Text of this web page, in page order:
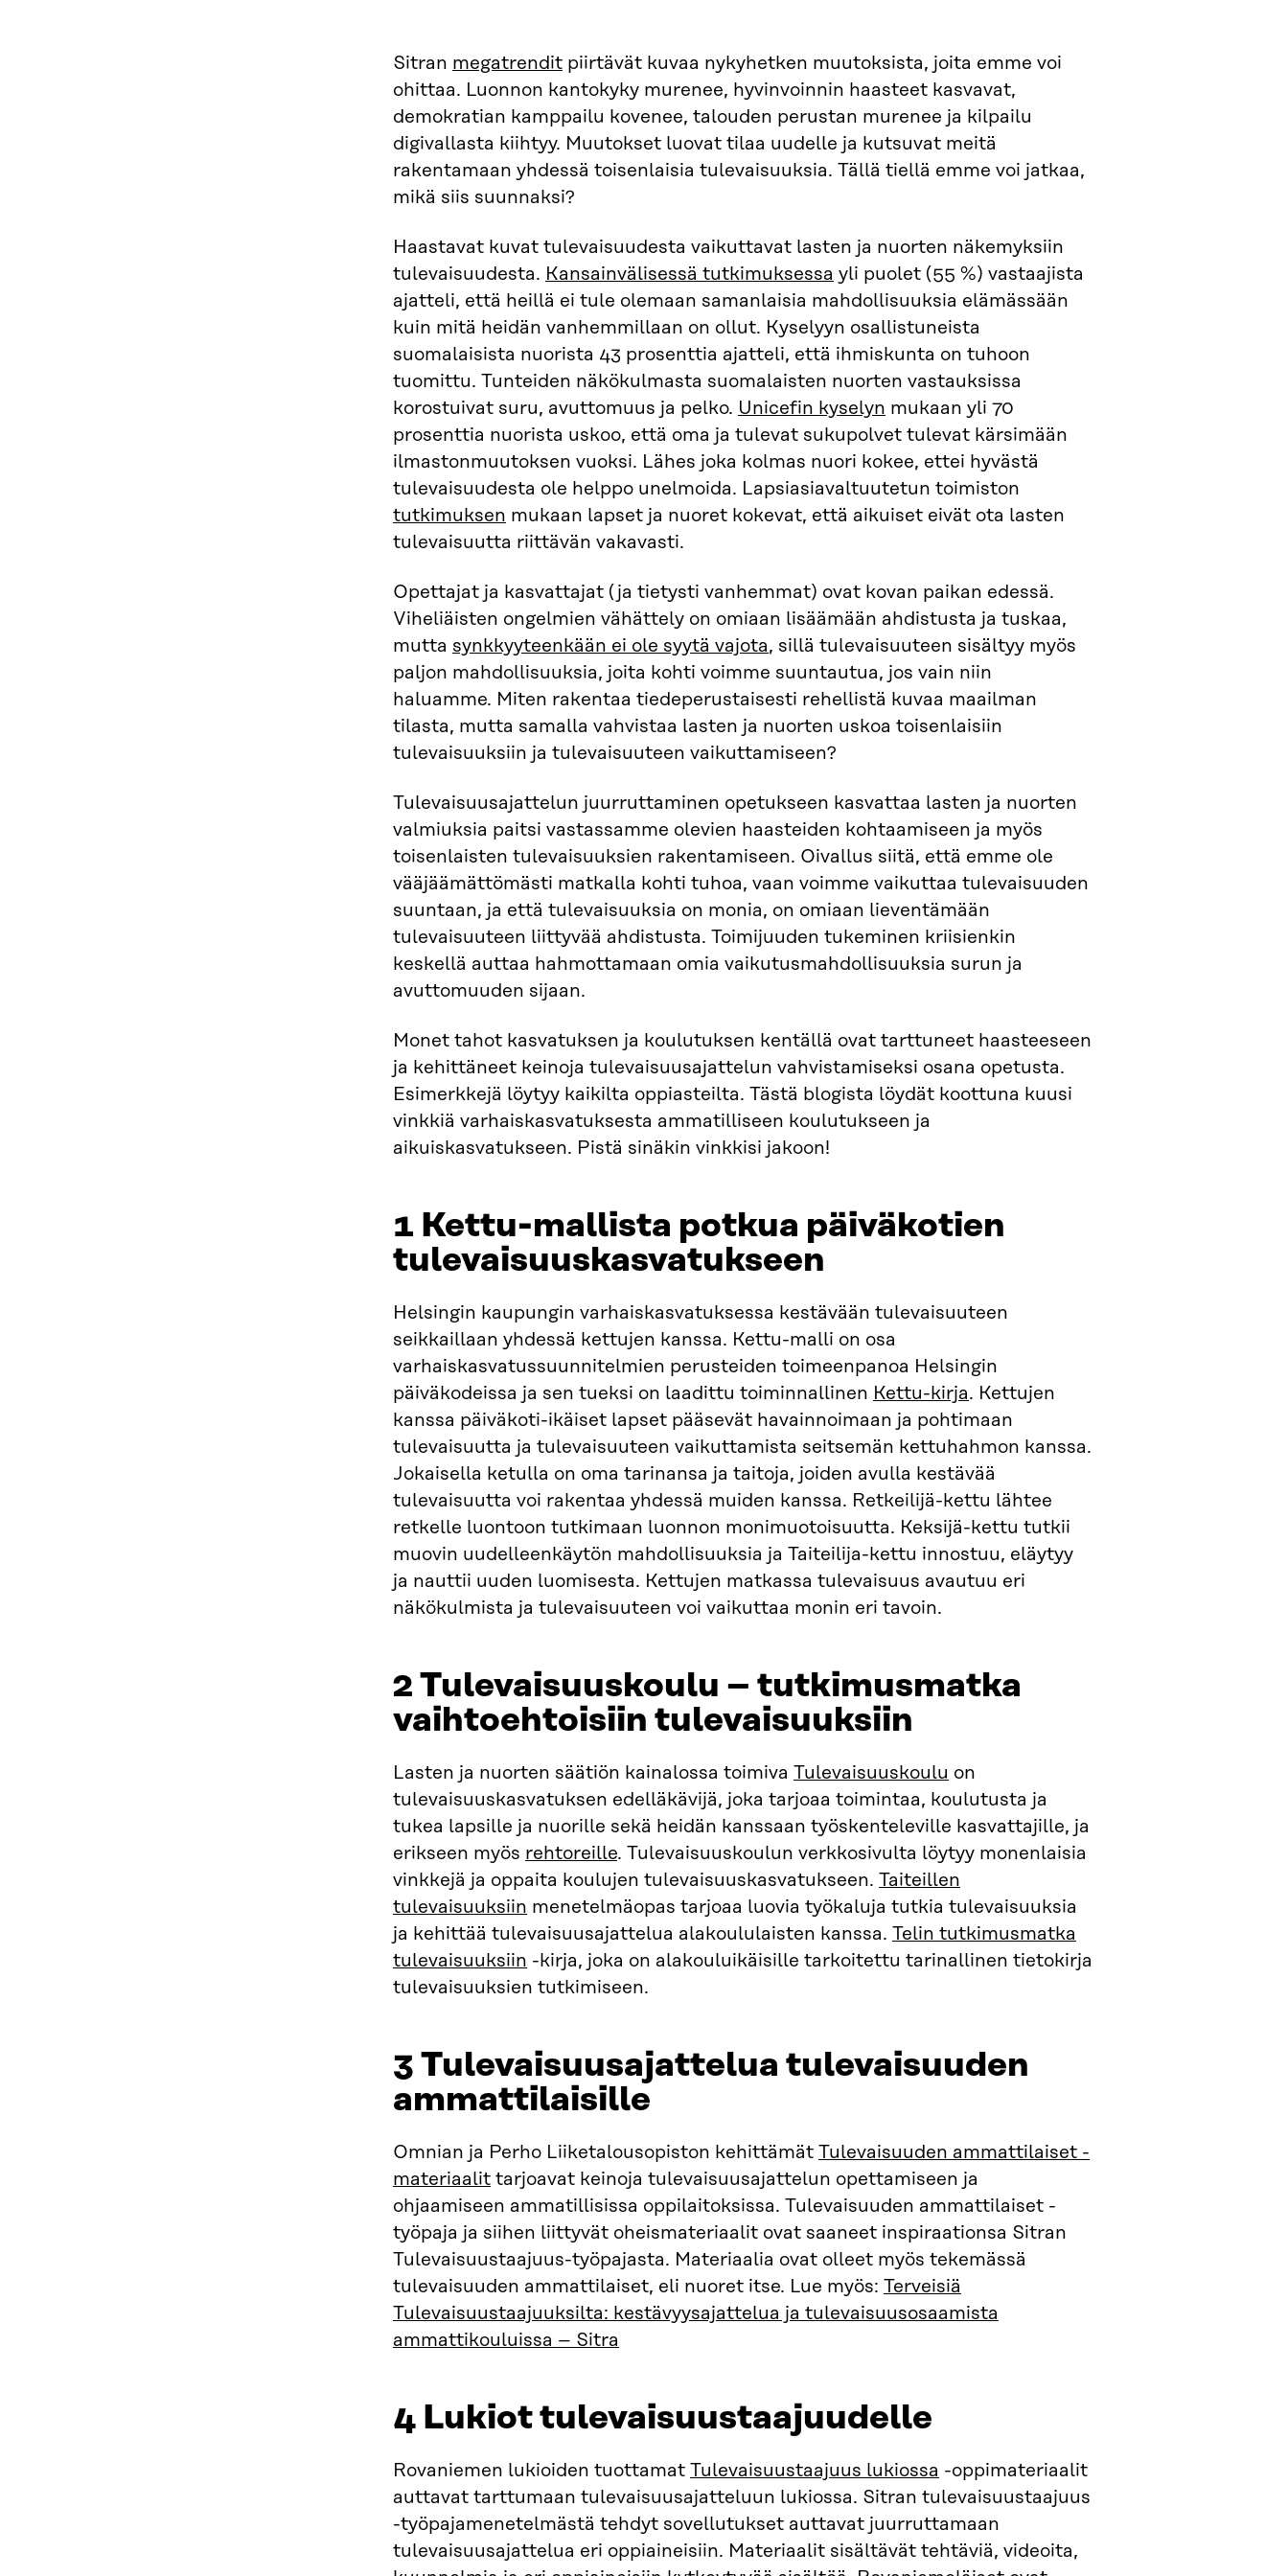
Sitran megatrendit piirtävät kuvaa nykyhetken muutoksista, joita emme voi
ohittaa. Luonnon kantokyky murenee, hyvinvoinnin haasteet kasvavat,
demokratian kamppailu kovenee, talouden perustan murenee ja kilpailu
digivallasta kiihtyy. Muutokset luovat tilaa uudelle ja kutsuvat meitä
rakentamaan yhdessä toisenlaisia tulevaisuuksia. Tällä tiellä emme voi jatkaa,
mikä siis suunnaksi?
Haastavat kuvat tulevaisuudesta vaikuttavat lasten ja nuorten näkemyksiin
tulevaisuudesta. Kansainvälisessä tutkimuksessa yli puolet (55 %) vastaajista
ajatteli, että heillä ei tule olemaan samanlaisia mahdollisuuksia elämässään
kuin mitä heidän vanhemmillaan on ollut. Kyselyyn osallistuneista
suomalaisista nuorista 43 prosenttia ajatteli, että ihmiskunta on tuhoon
tuomittu. Tunteiden näkökulmasta suomalaisten nuorten vastauksissa
korostuivat suru, avuttomuus ja pelko. Unicefin kyselyn mukaan yli 70
prosenttia nuorista uskoo, että oma ja tulevat sukupolvet tulevat kärsimään
ilmastonmuutoksen vuoksi. Lähes joka kolmas nuori kokee, ettei hyvästä
tulevaisuudesta ole helppo unelmoida. Lapsiasiavaltuutetun toimiston
tutkimuksen mukaan lapset ja nuoret kokevat, että aikuiset eivät ota lasten
tulevaisuutta riittävän vakavasti.
Opettajat ja kasvattajat (ja tietysti vanhemmat) ovat kovan paikan edessä.
Viheliäisten ongelmien vähättely on omiaan lisäämään ahdistusta ja tuskaa,
mutta synkkyyteenkään ei ole syytä vajota, sillä tulevaisuuteen sisältyy myös
paljon mahdollisuuksia, joita kohti voimme suuntautua, jos vain niin
haluamme. Miten rakentaa tiedeperustaisesti rehellistä kuvaa maailman
tilasta, mutta samalla vahvistaa lasten ja nuorten uskoa toisenlaisiin
tulevaisuuksiin ja tulevaisuuteen vaikuttamiseen?
Tulevaisuusajattelun juurruttaminen opetukseen kasvattaa lasten ja nuorten
valmiuksia paitsi vastassamme olevien haasteiden kohtaamiseen ja myös
toisenlaisten tulevaisuuksien rakentamiseen. Oivallus siitä, että emme ole
vääjäämättömästi matkalla kohti tuhoa, vaan voimme vaikuttaa tulevaisuuden
suuntaan, ja että tulevaisuuksia on monia, on omiaan lieventämään
tulevaisuuteen liittyvää ahdistusta. Toimijuuden tukeminen kriisienkin
keskellä auttaa hahmottamaan omia vaikutusmahdollisuuksia surun ja
avuttomuuden sijaan.
Monet tahot kasvatuksen ja koulutuksen kentällä ovat tarttuneet haasteeseen
ja kehittäneet keinoja tulevaisuusajattelun vahvistamiseksi osana opetusta.
Esimerkkejä löytyy kaikilta oppiasteilta. Tästä blogista löydät koottuna kuusi
vinkkiä varhaiskasvatuksesta ammatilliseen koulutukseen ja
aikuiskasvatukseen. Pistä sinäkin vinkkisi jakoon!
1 Kettu-mallista potkua päiväkotien
tulevaisuuskasvatukseen
Helsingin kaupungin varhaiskasvatuksessa kestävään tulevaisuuteen
seikkaillaan yhdessä kettujen kanssa. Kettu-malli on osa
varhaiskasvatussuunnitelmien perusteiden toimeenpanoa Helsingin
päiväkodeissa ja sen tueksi on laadittu toiminnallinen Kettu-kirja. Kettujen
kanssa päiväkoti-ikäiset lapset pääsevät havainnoimaan ja pohtimaan
tulevaisuutta ja tulevaisuuteen vaikuttamista seitsemän kettuhahmon kanssa.
Jokaisella ketulla on oma tarinansa ja taitoja, joiden avulla kestävää
tulevaisuutta voi rakentaa yhdessä muiden kanssa. Retkeilijä-kettu lähtee
retkelle luontoon tutkimaan luonnon monimuotoisuutta. Keksijä-kettu tutkii
muovin uudelleenkäytön mahdollisuuksia ja Taiteilija-kettu innostuu, eläytyy
ja nauttii uuden luomisesta. Kettujen matkassa tulevaisuus avautuu eri
näkökulmista ja tulevaisuuteen voi vaikuttaa monin eri tavoin.
2 Tulevaisuuskoulu – tutkimusmatka
vaihtoehtoisiin tulevaisuuksiin
Lasten ja nuorten säätiön kainalossa toimiva Tulevaisuuskoulu on
tulevaisuuskasvatuksen edelläkävijä, joka tarjoaa toimintaa, koulutusta ja
tukea lapsille ja nuorille sekä heidän kanssaan työskenteleville kasvattajille, ja
erikseen myös rehtoreille. Tulevaisuuskoulun verkkosivulta löytyy monenlaisia
vinkkejä ja oppaita koulujen tulevaisuuskasvatukseen. Taiteillen
tulevaisuuksiin menetelmäopas tarjoaa luovia työkaluja tutkia tulevaisuuksia
ja kehittää tulevaisuusajattelua alakoululaisten kanssa. Telin tutkimusmatka
tulevaisuuksiin -kirja, joka on alakouluikäisille tarkoitettu tarinallinen tietokirja
tulevaisuuksien tutkimiseen.
3 Tulevaisuusajattelua tulevaisuuden
ammattilaisille
Omnian ja Perho Liiketalousopiston kehittämät Tulevaisuuden ammattilaiset -
materiaalit tarjoavat keinoja tulevaisuusajattelun opettamiseen ja
ohjaamiseen ammatillisissa oppilaitoksissa. Tulevaisuuden ammattilaiset -
työpaja ja siihen liittyvät oheismateriaalit ovat saaneet inspiraationsa Sitran
Tulevaisuustaajuus-työpajasta. Materiaalia ovat olleet myös tekemässä
tulevaisuuden ammattilaiset, eli nuoret itse. Lue myös: Terveisiä
Tulevaisuustaajuuksilta: kestävyysajattelua ja tulevaisuusosaamista
ammattikouluissa – Sitra
4 Lukiot tulevaisuustaajuudelle
Rovaniemen lukioiden tuottamat Tulevaisuustaajuus lukiossa -oppimateriaalit
auttavat tarttumaan tulevaisuusajatteluun lukiossa. Sitran tulevaisuustaajuus
-työpajamenetelmästä tehdyt sovellutukset auttavat juurruttamaan
tulevaisuusajattelua eri oppiaineisiin. Materiaalit sisältävät tehtäviä, videoita,